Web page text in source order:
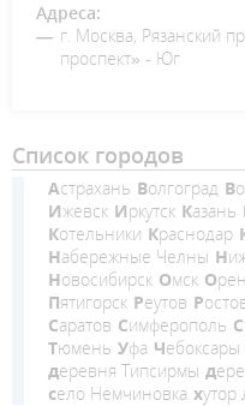
Адреса:
г. Москва, Рязанский
проспект» - Юг
Список городов
Астрахань Волгоград
Ижевск
Иркутск Казань
Котельники
Краснодар
Набережные Челны
Новосибирск
Омск
Пятигорск
Реутов
Саратов
Симферополь
Тюмень
Уфа Чебоксары
деревня Типсирмы
село Немчиновка